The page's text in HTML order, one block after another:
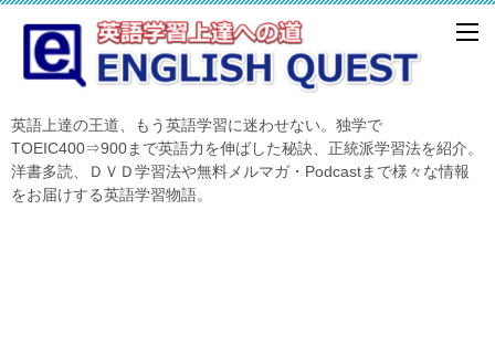
英語上達の王道、もう英語学習に迷わせない。独学で
TOEIC400⇒900まで英語力を伸ばした秘訣、正統派学習法を紹介。
洋書多読、ＤＶＤ学習法や無料メルマガ・Podcastまで様々な情報
をお届けする英語学習物語。